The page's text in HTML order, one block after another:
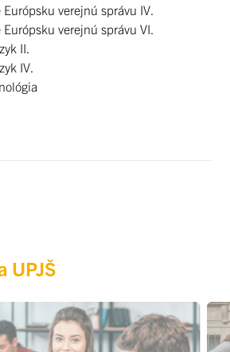
verejnú správu IV.
verejnú správu VI.
II.
IV.
UPJŠ